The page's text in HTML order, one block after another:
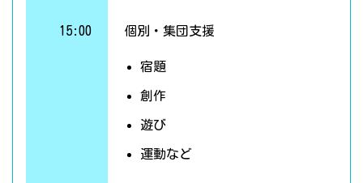
15:00 個別・集団支援
宿題
創作
遊び
運動など